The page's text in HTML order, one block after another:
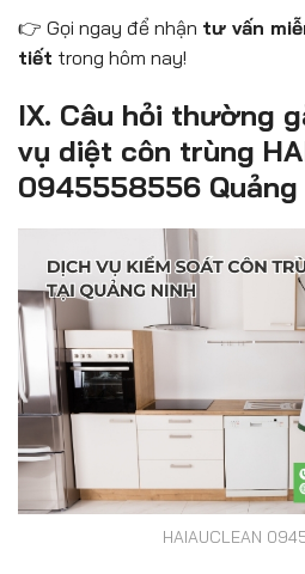
👉 Gọi ngay để nhận tư vấn
tiết trong hôm nay!
IX. Câu hỏi thường
vụ diệt côn trùng
0945558556 Quảng
HAIAUCLEAN